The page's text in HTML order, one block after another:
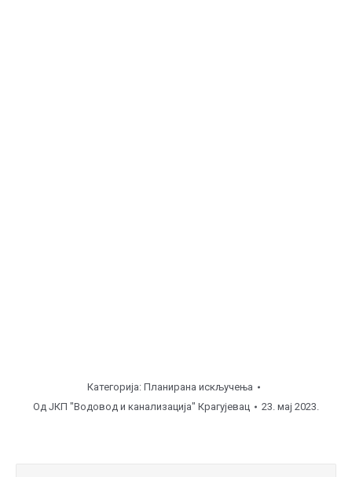
Категорија: Планирана искључења
Од ЈКП "Водовод и канализација" Крагујевац 23. мај 2023.